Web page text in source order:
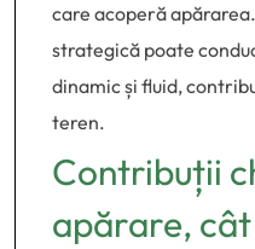
care acoperă
strategică poate
dinamic și fluid,
teren.
Contribuții
apărare,